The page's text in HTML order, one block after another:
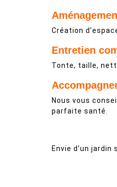
Création
Entretien
Tonte, taille,
Nous vous
parfaite santé.
Envie d’un